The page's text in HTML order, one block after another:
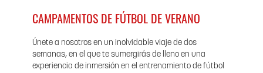
CAMPAMENTOS DE FÚTBOL DE VERANO
Únete a nosotros en un inolvidable viaje de dos
semanas, en el que te sumergirás de lleno en una
experiencia de inmersión en el entrenamiento de fútbol